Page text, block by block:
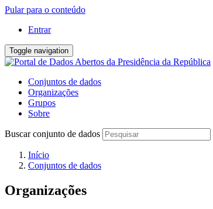
Pular para o conteúdo
Entrar
Toggle navigation
Conjuntos de dados
Organizações
Grupos
Sobre
Buscar conjunto de dados
Início
Conjuntos de dados
Organizações